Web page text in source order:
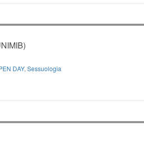
DAY, Sessuologia